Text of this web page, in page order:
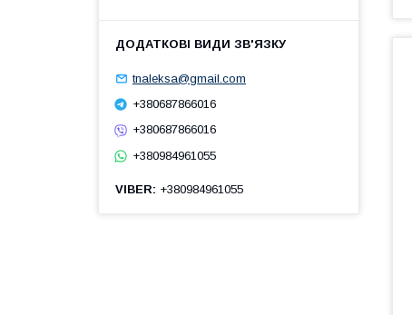
tnaleksa@gmail.com
+380687866016
+380687866016
+380984961055
VIBER +380984961055